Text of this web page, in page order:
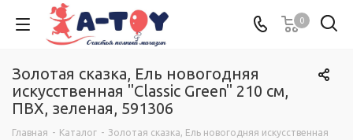
0
Золотая сказка, Ель новогодняя
искусственная "Classic Green" 210 см,
ПВХ, зеленая, 591306
Главная - Каталог - Золотая сказка, Ель новогодняя искусственная